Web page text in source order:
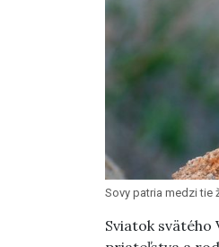
Sovy patria medzi tie
Sviatok svätého